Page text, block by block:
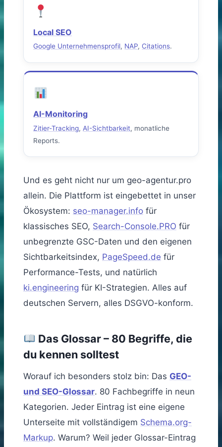
Local SEO
Google Unternehmensprofil, NAP,Citations.
AI-Monitoring
Zitier-Tracking, AI-Sichtbarkeit, monatliche
Reports.
Und es geht nicht nur um geo-agentur.pro
allein. Die Plattform ist eingebettet in unser
Ökosystem: seo-manager.info für
klassisches SEO, Search-Console.PRO für
unbegrenzte GSC-Daten und den eigenen
Sichtbarkeitsindex, PageSpeed.de für
Performance-Tests, und natürlich
ki.engineering für KI-Strategien. Alles auf
deutschen Servern, alles DSGVO-konform.
Das Glossar – 80 Begriffe, die
du kennen solltest
Worauf ich besonders stolz bin: Das GEO-
und SEO-Glossar. 80 Fachbegriffe in neun
Kategorien. Jeder Eintrag ist eine eigene
Unterseite mit vollständigem Schema.org-
Markup. Warum? Weil jeder Glossar-Eintrag